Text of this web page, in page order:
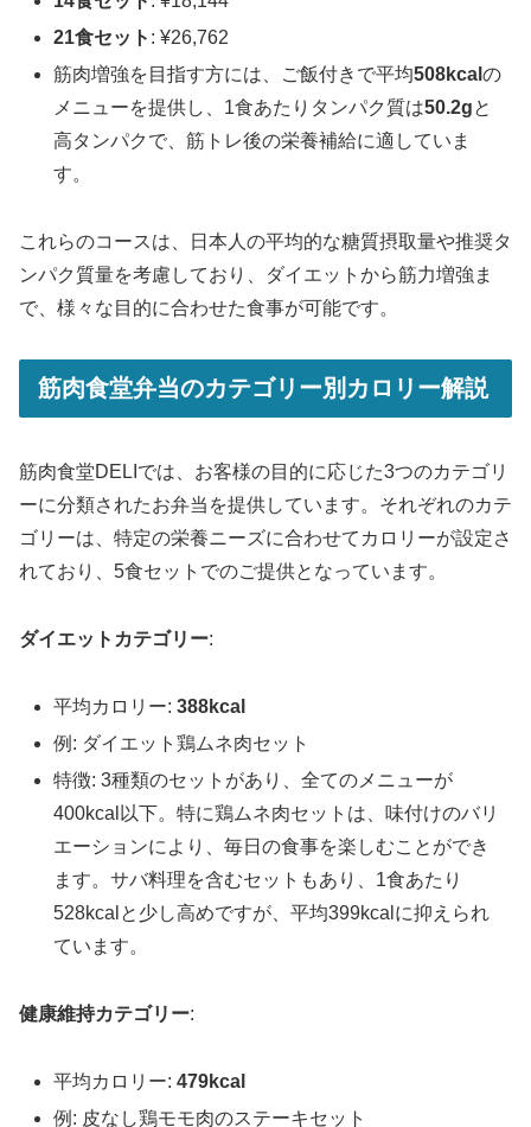
21食セット : ¥26,762
筋肉増強を目指す方には、ご飯付きで平均508kcalの
メニューを提供し、1食あたりタンパク質は50.2gと
高タンパクで、筋トレ後の栄養補給に適していま
す。
これらのコースは、日本人の平均的な糖質摂取量や推奨タ
ンパク質量を考慮しており、ダイエットから筋力増強ま
で、様々な目的に合わせた食事が可能です。
筋肉食堂弁当のカテゴリー別カロリー解説
筋肉食堂DELIでは、お客様の目的に応じた3つのカテゴリ
ーに分類されたお弁当を提供しています。それぞれのカテ
ゴリーは、特定の栄養ニーズに合わせてカロリーが設定さ
れており、5食セットでのご提供となっています。
ダイエットカテゴリー:
平均カロリー:388kcal
例: ダイエット鶏ムネ肉セット
特徴: 3種類のセットがあり、全てのメニューが
400kcal以下。特に鶏ムネ肉セットは、味付けのバリ
エーションにより、毎日の食事を楽しむことができ
ます。サバ料理を含むセットもあり、1食あたり
528kcalと少し高めですが、平均399kcalに抑えられ
ています。
健康維持カテゴリー:
平均カロリー:479kcal
例: 皮なし鶏モモ肉のステーキセット